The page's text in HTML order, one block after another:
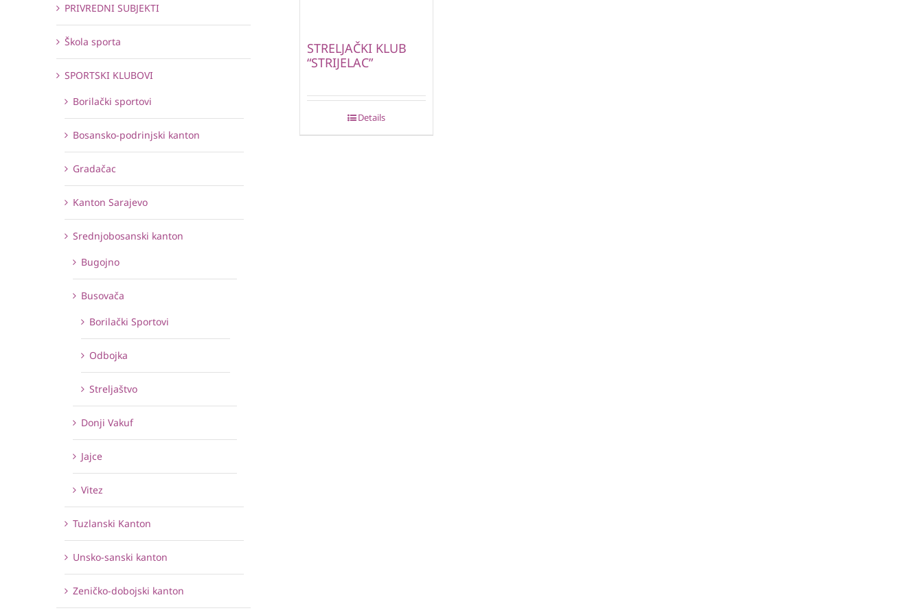
STRELJAČKI KLUB
“STRIJELAC”
Details
PRIVREDNI SUBJEKTI
Škola sporta
SPORTSKI KLUBOVI
Borilački sportovi
Bosansko-podrinjski kanton
Gradačac
Kanton Sarajevo
Srednjobosanski kanton
Bugojno
Busovača
Borilački Sportovi
Odbojka
Streljaštvo
Donji Vakuf
Jajce
Vitez
Tuzlanski Kanton
Unsko-sanski kanton
Zeničko-dobojski kanton